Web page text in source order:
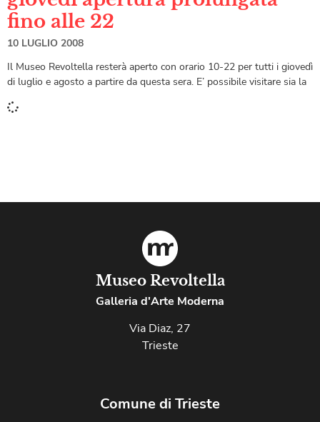
fino alle 22
10 LUGLIO 2008
Il Museo Revoltella resterà aperto con orario 10-22 per tutti i giovedì
di luglio e agosto a partire da questa sera. E’ possibile visitare sia la
Museo Revoltella
Galleria d'Arte Moderna
Via Diaz, 27
Trieste
Comune di Trieste